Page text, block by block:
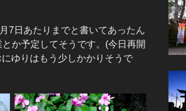
7日あたりまでと書いてあったん
か予定してそうです。(今日再開
ゆりはもう少しかかりそうで